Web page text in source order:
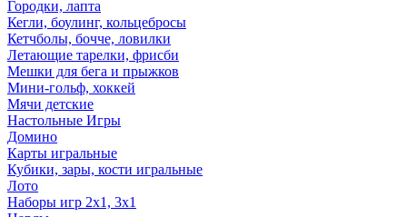
Городки, лапта
Кегли, боулинг, кольцебросы
Кетчболы, бочче, ловилки
Летающие тарелки, фрисби
Мешки для бега и прыжков
Мини-гольф, хоккей
Мячи детские
Настольные Игры
Домино
Карты игральные
Кубики, зары, кости игральные
Лото
Наборы игр 2х1, 3х1